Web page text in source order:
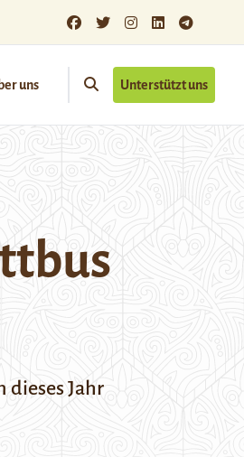
uns Unterstützt uns
dieses Jahr